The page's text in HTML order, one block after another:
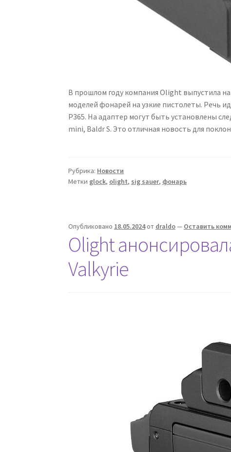
В прошлом году компания Olight выпустила
моделей фонарей на узкие пистолеты. Речь
P365. На адаптер могут быть установлены
mini, Baldr S. Это отличная новость для
Рубрика: Новости
Метки glock, olight, sig sauer, фонарь
Опубликовано 18.05.2024от draldo— Оставить
Olight
Valkyrie